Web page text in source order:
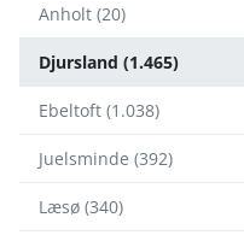
Anholt (20)
Djursland (1.465)
Ebeltoft (1.038)
Juelsminde (392)
Læsø (340)